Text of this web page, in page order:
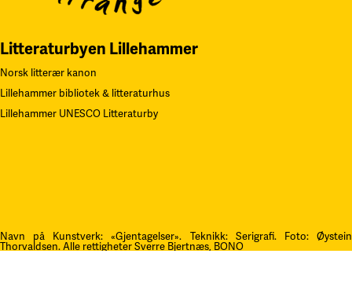
Litteraturbyen Lillehammer
Norsk litterær kanon
Lillehammer bibliotek & litteraturhus
Lillehammer UNESCO Litteraturby
Navn på Kunstverk: «Gjentagelser». Teknikk: Serigrafi. Foto: Øystein
Thorvaldsen. Alle rettigheter Sverre Bjertnæs, BONO